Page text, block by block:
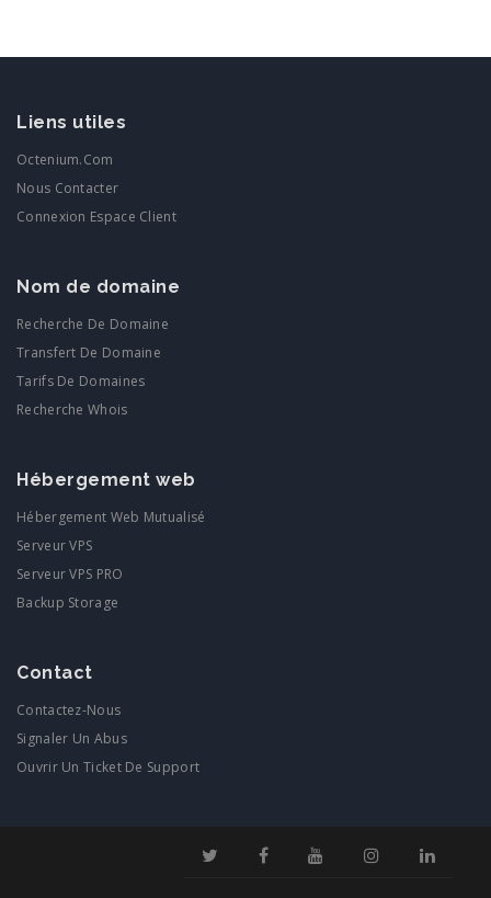
Liens utiles
Octenium.com
Nous Contacter
Connexion Espace Client
Nom de domaine
Recherche De Domaine
Transfert De Domaine
Tarifs De Domaines
Recherche Whois
Hébergement web
Hébergement Web Mutualisé
Serveur VPS
Serveur VPS PRO
Backup Storage
Contact
Contactez-Nous
Signaler Un Abus
Ouvrir Un Ticket De Support